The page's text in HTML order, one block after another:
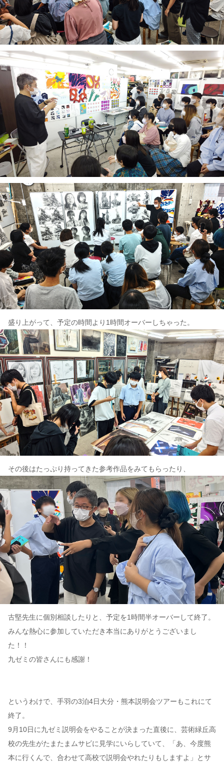
盛り上がって、予定の時間より1時間オーバーしちゃった。
その後はたっぷり持ってきた参考作品をみてもらったり、
古堅先生に個別相談したりと、予定を1時間半オーバーして終了。
みんな熱心に参加していただき本当にありがとうございまし
た！！
九ゼミの皆さんにも感謝！
というわけで、手羽の3泊4日大分・熊本説明会ツアーもこれにて
終了。
9月10日に九ゼミ説明会をやることが決まった直後に、芸術緑丘高
校の先生がたまたまムサビに見学にいらしていて、「あ、今度熊
本に行くんで、合わせて高校で説明会やれたりもしますよ」とサ